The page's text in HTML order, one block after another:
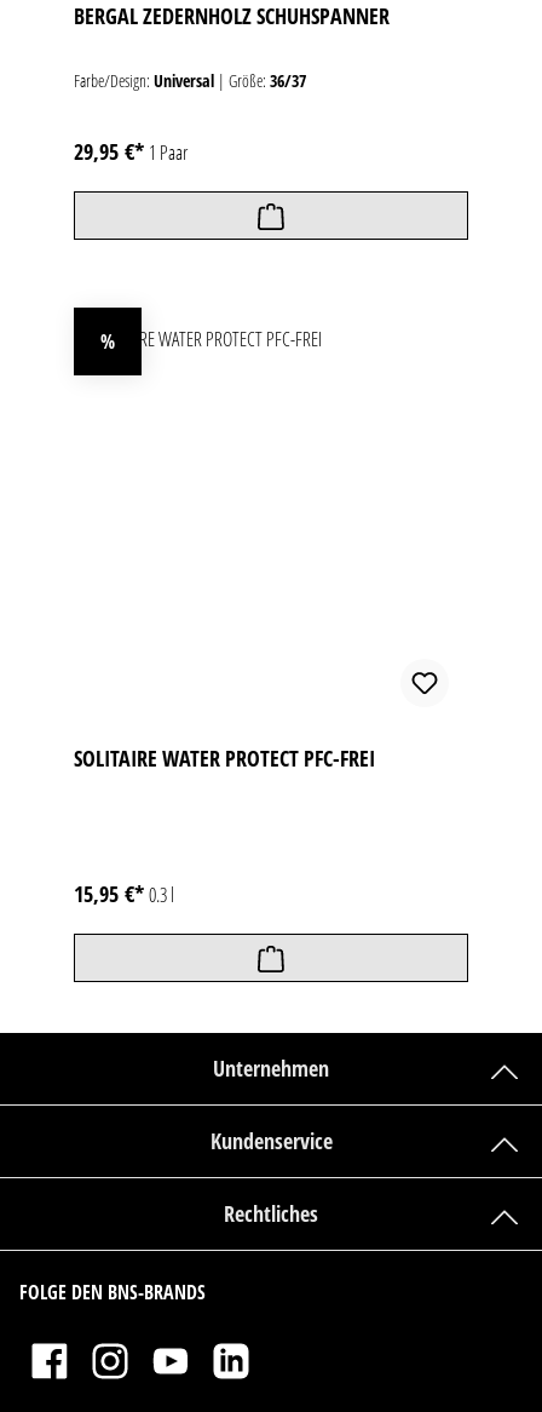
BERGAL ZEDERNHOLZ SCHUHSPANNER
Farbe/Design: Universal | Größe: 36/37
29,95 €* 1 Paar
%
SOLITAIRE WATER PROTECT PFC-FREI
15,95 €*0.3 l
Unternehmen
Kundenservice
Rechtliches
FOLGE DEN BNS-BRANDS